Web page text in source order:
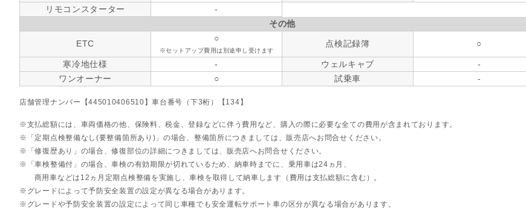
リモコンスターター
-
その他
ETC
○
※セットアップ費用は別途申し受けます
点検記録簿 ○
寒冷地仕様 - ウェルキャブ
-
ワンオーナー
○ 試乗車 -
店舗管理ナンバー【445010406510】車台番号（下3桁）【134】
支払総額には、車両価格の他、保険料、税金、登録などに伴う費用など、購入の際に必要な全ての費用が含まれております。
「定期点検整備なし(要整備箇所あり)」の場合、整備箇所につきましては、販売店へお問合せください。
「修復歴あり」の場合、修復部位の詳細につきましては、販売店へお問合せください。
「車検整備付」の場合、車検の有効期限が切れているため、納車時までに、乗用車は24ヵ月、
商用車などは12ヵ月定期点検整備を実施し、車検を取得して納車します（費用は支払総額に含む）。
グレードによって予防安全装置の設定が異なる場合があります。
グレードや予防安全装置の設定によって同じ車種でも安全運転サポート車の区分が異なる場合があります。